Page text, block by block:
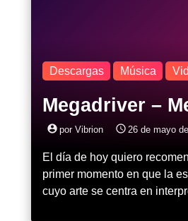
Descargas Música
Megadriver –
account_circle por Vibrion access_time 26 de mayo
El día de hoy quiero
primer momento en que la
cuyo arte se centra en